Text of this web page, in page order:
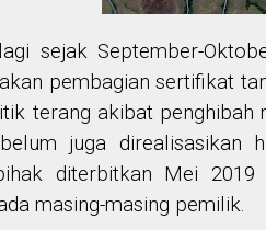
sejak September-
pembagian sertifikat
terang akibat penghibah
juga direalisasikan
diterbitkan Mei
masing-masing pemilik.